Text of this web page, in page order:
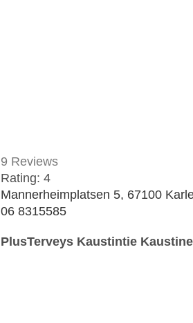
9 Reviews
Rating: 4
Mannerheimplatsen 5, 67100
06 8315585
PlusTerveys Kaustintie